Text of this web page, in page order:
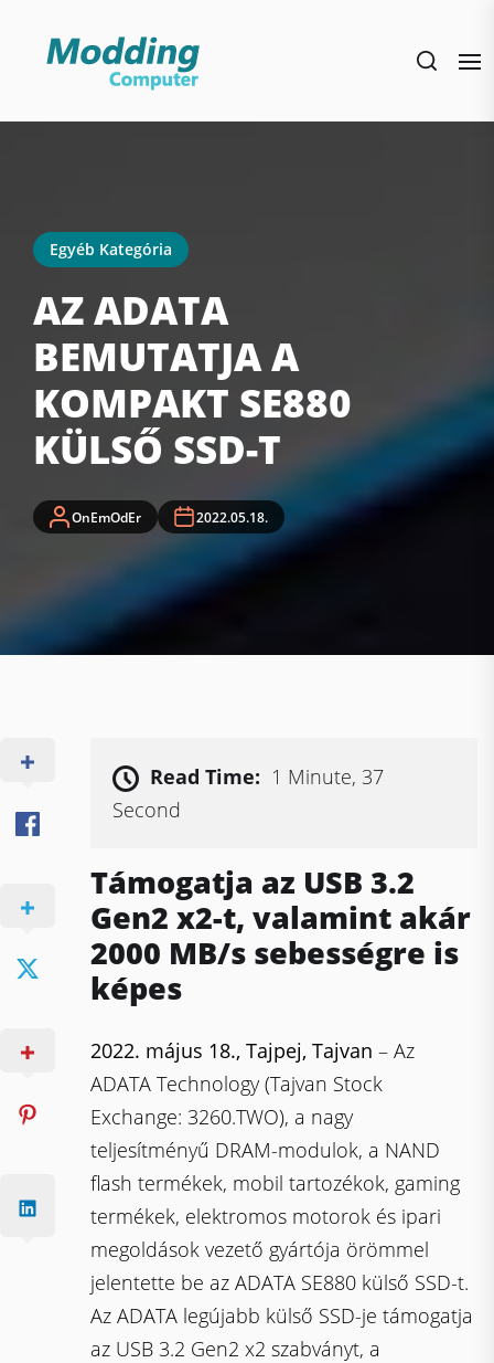
Egyéb Kategória
AZ ADATA
BEMUTATJA A
KOMPAKT SE880
KÜLSŐ SSD-T
OnEmOdEr 2022.05.18.
Read Time: 1 Minute, 37
Second
Támogatja az USB 3.2
Gen2 x2-t, valamint akár
2000 MB/s sebességre is
képes
2022. május 18., Tajpej, Tajvan – Az
ADATA Technology (Tajvan Stock
Exchange: 3260.TWO), a nagy
teljesítményű DRAM-modulok, a NAND
flash termékek, mobil tartozékok, gaming
termékek, elektromos motorok és ipari
megoldások vezető gyártója örömmel
jelentette be az ADATA SE880 külső SSD-t.
Az ADATA legújabb külső SSD-je támogatja
az USB 3.2 Gen2 x2 szabványt, a